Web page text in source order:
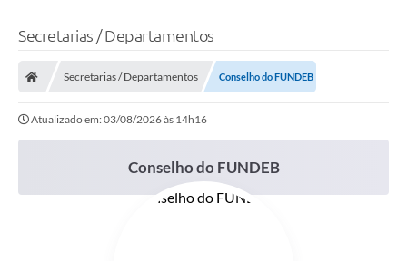
Secretarias / Departamentos
Secretarias / Departamentos Conselho do FUNDEB
Atualizado em: 03/08/2026 às 14h16
Conselho do FUNDEB